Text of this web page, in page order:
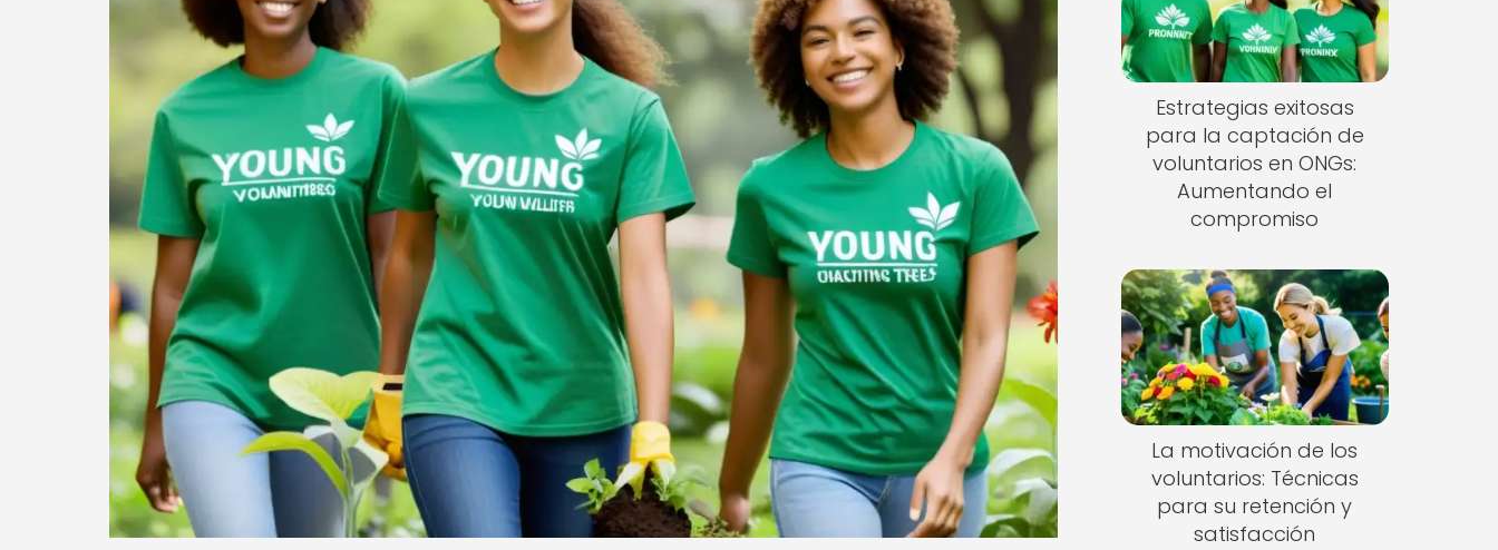
Estrategias exitosas
para la captación de
voluntarios en ONGs:
Aumentando el
compromiso
La motivación de los
voluntarios: Técnicas
para su retención y
satisfacción